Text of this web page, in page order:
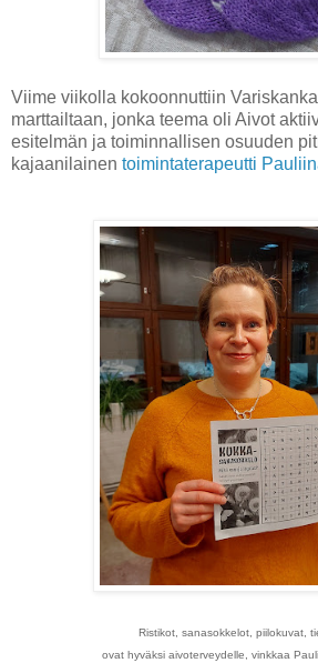
Viime viikolla kokoonnuttiin
marttailtaan, jonka teema oli Aivot
esitelmän ja toiminnallisen osuuden
kajaanilainen toimintaterapeutti
Ristikot, sanasokkelot, piilokuvat,
ovat hyväksi aivoterveydelle, vinkkaa